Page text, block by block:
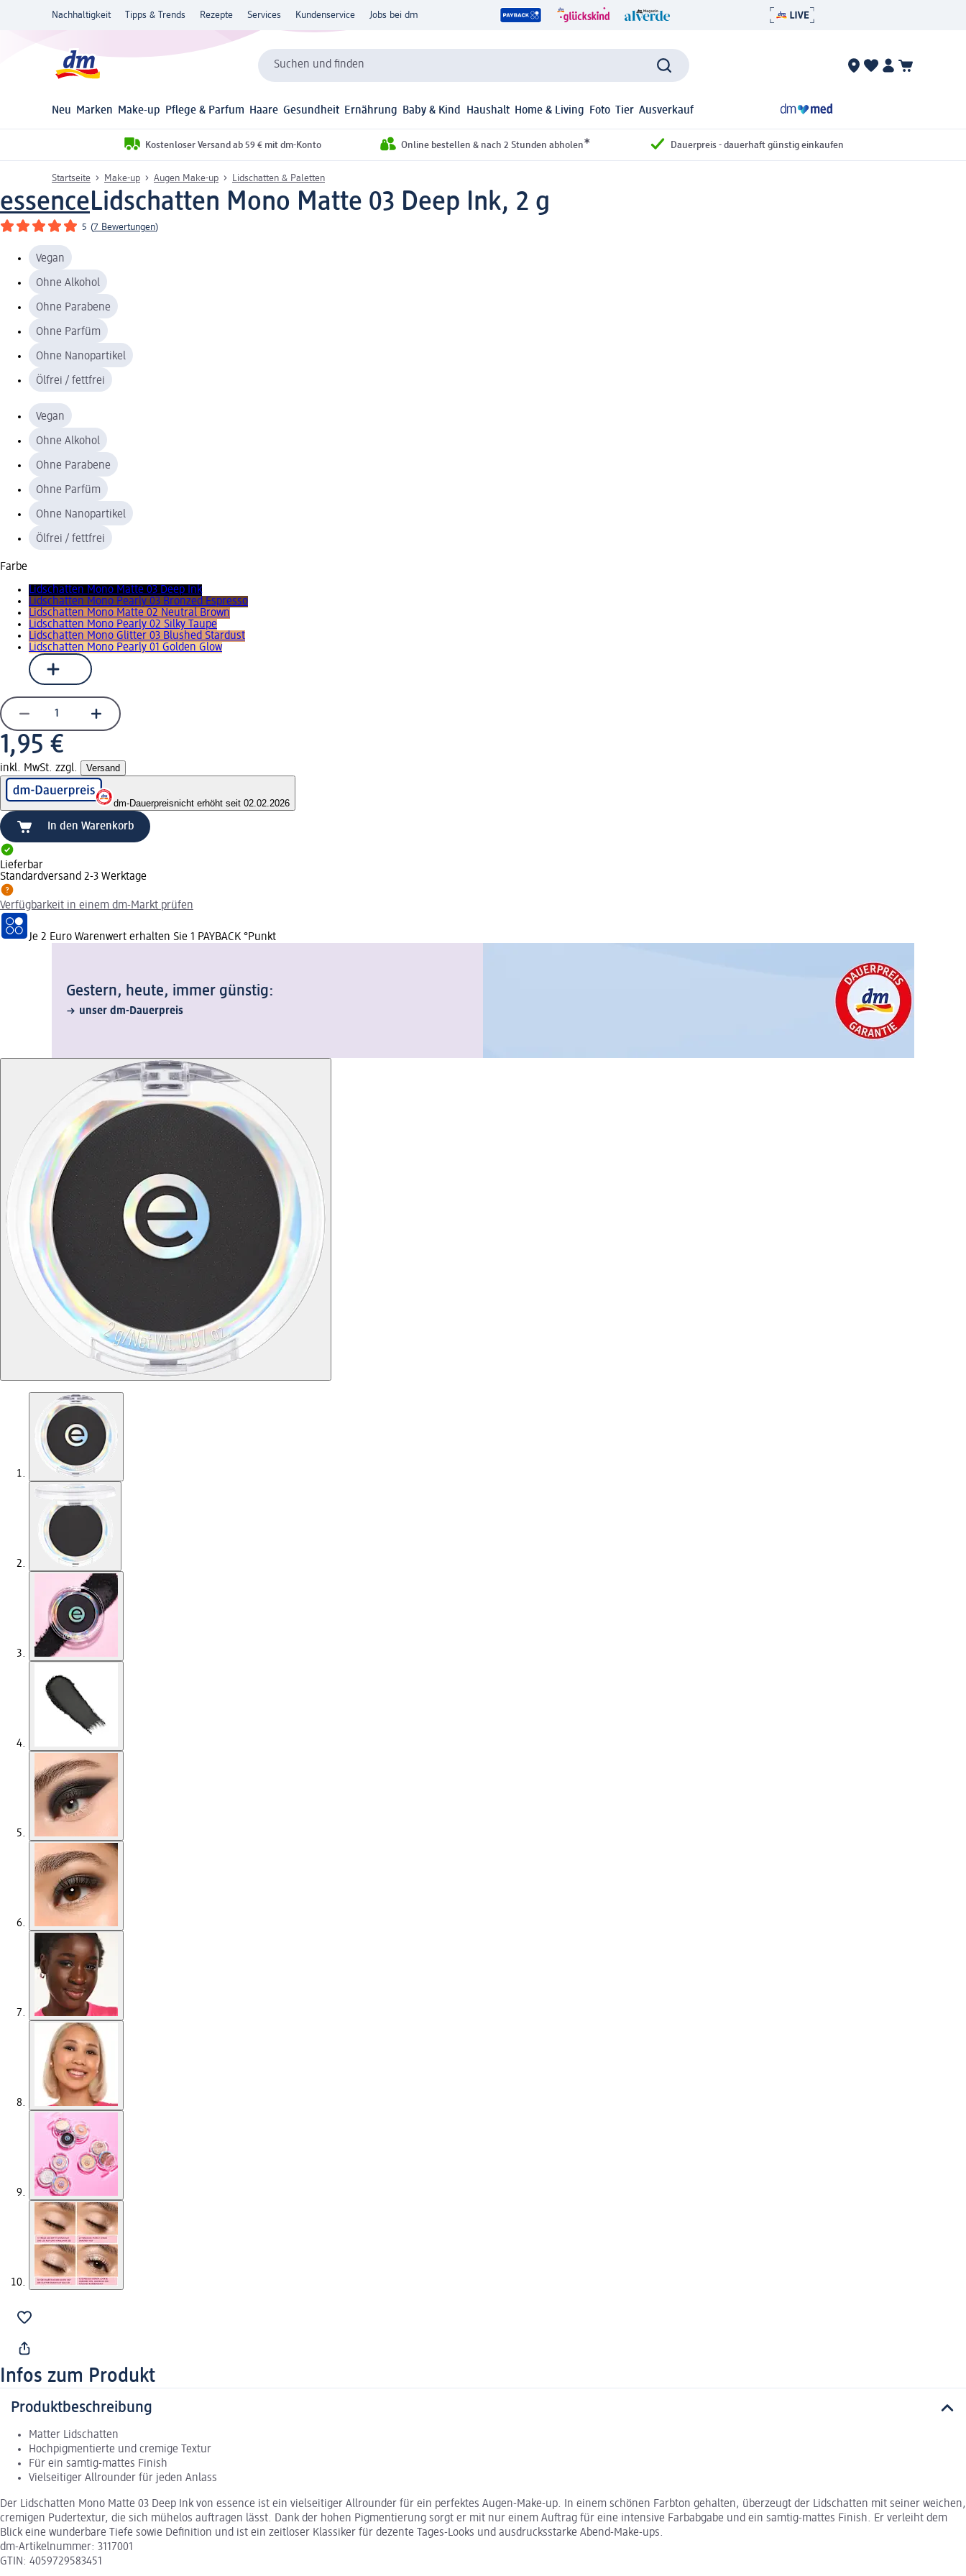
Nachhaltigkeit Tipps & Trends Rezepte Services Kundenservice Jobs bei dm
Suchen und finden
Neu Marken Make-up Pflege & Parfum Haare Gesundheit Ernährung Baby & Kind Haushalt Home & Living Foto Tier Ausverkauf
Kostenloser Versand ab 59 € mit dm-Konto Online bestellen & nach 2 Stunden abholen* Dauerpreis - dauerhaft günstig einkaufen
Startseite Make-up Augen Make-up Lidschatten & Paletten
essenceLidschatten Mono Matte 03 Deep Ink, 2 g
5 (7 Bewertungen)
Vegan
Ohne Alkohol
Ohne Parabene
Ohne Parfüm
Ohne Nanopartikel
Ölfrei / fettfrei
Vegan
Ohne Alkohol
Ohne Parabene
Ohne Parfüm
Ohne Nanopartikel
Ölfrei / fettfrei
Farbe
Lidschatten Mono Matte 03 Deep Ink
Lidschatten Mono Pearly 03 Bronzed Espresso
Lidschatten Mono Matte 02 Neutral Brown
Lidschatten Mono Pearly 02 Silky Taupe
Lidschatten Mono Glitter 03 Blushed Stardust
Lidschatten Mono Pearly 01 Golden Glow
1,95 €
inkl. MwSt. zzgl. Versand
dm-Dauerpreisnicht erhöht seit 02.02.2026
In den Warenkorb
Lieferbar
Standardversand 2-3 Werktage
Verfügbarkeit in einem dm-Markt prüfen
Je 2 Euro Warenwert erhalten Sie 1 PAYBACK °Punkt
Gestern, heute, immer günstig:
unser dm-Dauerpreis
Infos zum Produkt
Produktbeschreibung
Matter Lidschatten
Hochpigmentierte und cremige Textur
Für ein samtig-mattes Finish
Vielseitiger Allrounder für jeden Anlass
Der Lidschatten Mono Matte 03 Deep Ink von essence ist ein vielseitiger Allrounder für ein perfektes Augen-Make-up. In einem schönen Farbton gehalten, überzeugt der Lidschatten mit seiner weichen,
cremigen Pudertextur, die sich mühelos auftragen lässt. Dank der hohen Pigmentierung sorgt er mit nur einem Auftrag für eine intensive Farbabgabe und ein samtig-mattes Finish. Er verleiht dem
Blick eine wunderbare Tiefe sowie Definition und ist ein zeitloser Klassiker für dezente Tages-Looks und ausdrucksstarke Abend-Make-ups.
dm-Artikelnummer: 3117001
GTIN: 4059729583451